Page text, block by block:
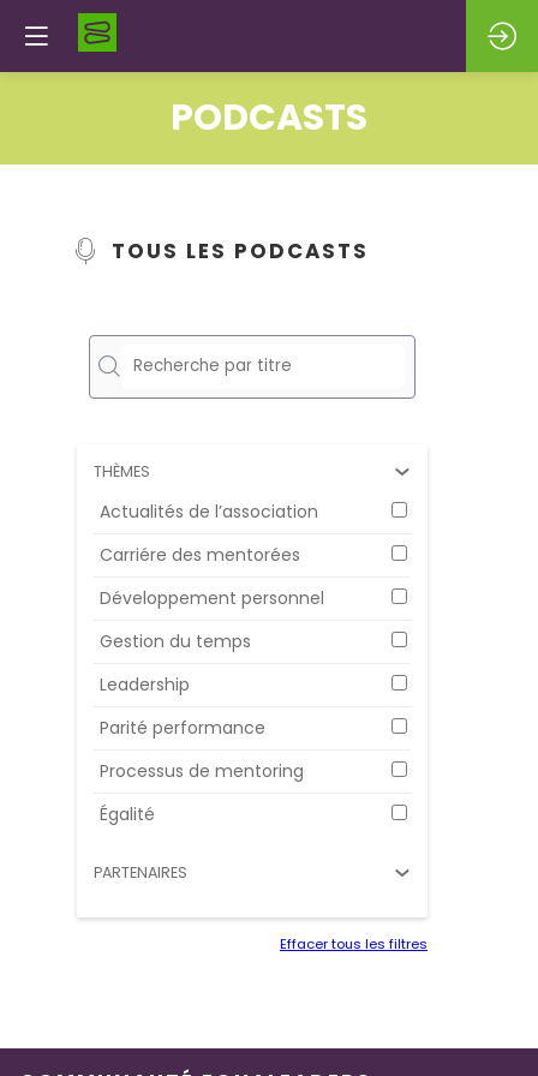
PODCASTS
TOUS LES PODCASTS
THÈMES
Actualités de l’association
Carriére des mentorées
Développement personnel
Gestion du temps
Leadership
Parité performance
Processus de mentoring
Égalité
PARTENAIRES
Effacer tous les filtres